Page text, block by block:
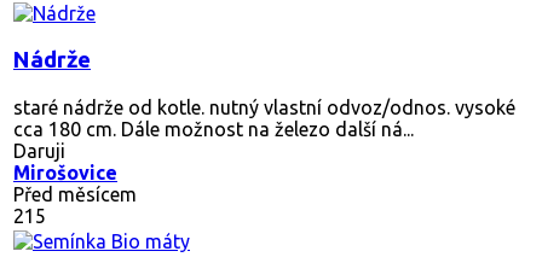
Nádrže
staré nádrže od kotle. nutný vlastní odvoz/odnos. vysoké
cca 180 cm. Dále možnost na železo další ná...
Daruji
Mirošovice
Před měsícem
215